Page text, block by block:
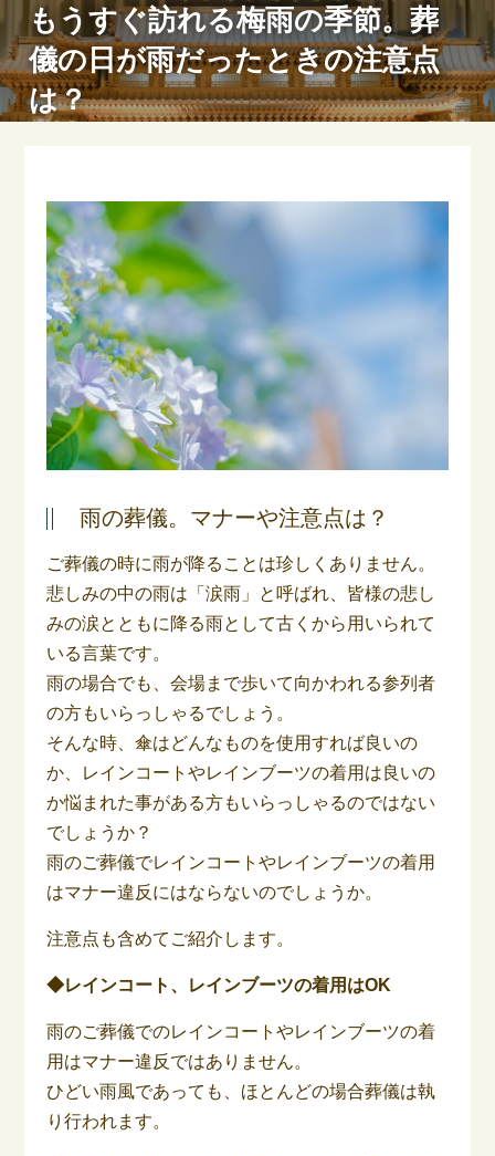
もうすぐ訪れる梅雨の季節。葬
儀の日が雨だったときの注意点
は？
雨の葬儀。マナーや注意点は？
ご葬儀の時に雨が降ることは珍しくありません。
悲しみの中の雨は「涙雨」と呼ばれ、皆様の悲し
みの涙とともに降る雨として古くから用いられて
いる言葉です。
雨の場合でも、会場まで歩いて向かわれる参列者
の方もいらっしゃるでしょう。
そんな時、傘はどんなものを使用すれば良いの
か、レインコートやレインブーツの着用は良いの
か悩まれた事がある方もいらっしゃるのではない
でしょうか？
雨のご葬儀でレインコートやレインブーツの着用
はマナー違反にはならないのでしょうか。
注意点も含めてご紹介します。
◆レインコート、レインブーツの着用はOK
雨のご葬儀でのレインコートやレインブーツの着
用はマナー違反ではありません。
ひどい雨風であっても、ほとんどの場合葬儀は執
り行われます。